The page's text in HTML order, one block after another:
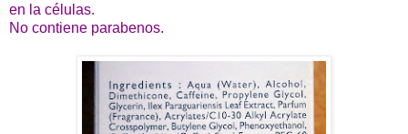
en la células.
No contiene parabenos.